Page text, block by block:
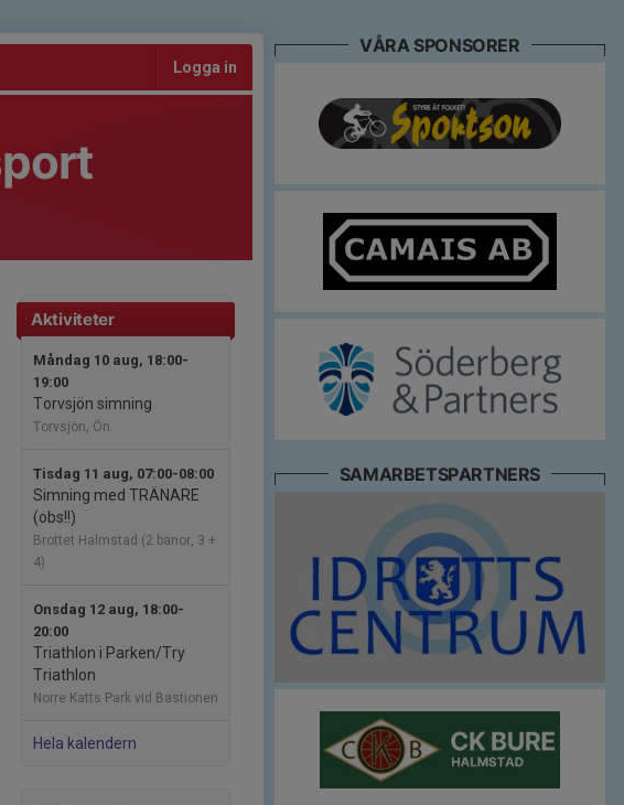
Logga in
Aktiviteter
Måndag 10 aug, 18:00-
19:00
Torvsjön simning
Torvsjön, Ön.
Tisdag 11 aug, 07:00-08:00
Simning med TRÄNARE
(obs!!)
Brottet Halmstad (2 banor, 3 +
4)
Onsdag 12 aug, 18:00-
20:00
Triathlon i Parken/Try
Triathlon
Norre Katts Park vid Bastionen
Hela kalendern
VÅRA SPONSORER
SAMARBETSPARTNERS